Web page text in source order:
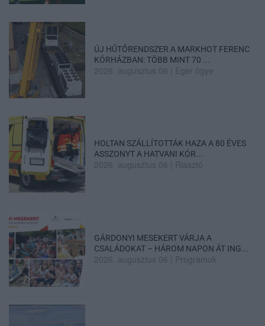
ÚJ HŰTŐRENDSZER A MARKHOT FERENC
KÓRHÁZBAN: TÖBB MINT 70 ...
2026. augusztus 06 Eger ügye
HOLTAN SZÁLLÍTOTTÁK HAZA A 80 ÉVES
ASSZONYT A HATVANI KÓR...
2026. augusztus 06 Riasztó
GÁRDONYI MESEKERT VÁRJA A
CSALÁDOKAT – HÁROM NAPON ÁT ING...
2026. augusztus 06 Programok